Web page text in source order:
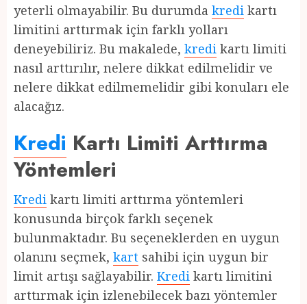
yeterli olmayabilir. Bu durumda kredi kartı
limitini arttırmak için farklı yolları
deneyebiliriz. Bu makalede, kredi kartı limiti
nasıl arttırılır, nelere dikkat edilmelidir ve
nelere dikkat edilmemelidir gibi konuları ele
alacağız.
Kredi Kartı Limiti Arttırma
Yöntemleri
Kredi kartı limiti arttırma yöntemleri
konusunda birçok farklı seçenek
bulunmaktadır. Bu seçeneklerden en uygun
olanını seçmek, kart sahibi için uygun bir
limit artışı sağlayabilir. Kredi kartı limitini
arttırmak için izlenebilecek bazı yöntemler